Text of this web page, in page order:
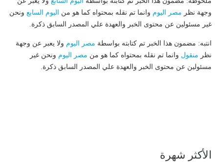
وجهة نظر مصر اليوم وانما تم نقله بمحتواه كما هو من اليوم السابع ونحن
غير مسئولين عن محتوى الخبر والعهدة علي المصدر السابق ذكرة.
انتبه: مضمون هذا الخبر تم كتابته بواسطة مصر اليوم ولا يعبر عن وجهة
نظر منقول وانما تم نقله بمحتواه كما هو من مصر اليوم ونحن غير
مسئولين عن محتوى الخبر والعهدة علي المصدر السابق ذكرة.
الأكثر شهرة